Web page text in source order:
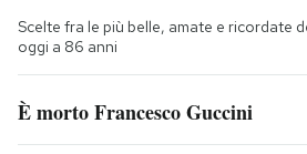
Scelte fra le più belle, amate e ricordate
oggi a 86 anni
È morto Francesco Guccini